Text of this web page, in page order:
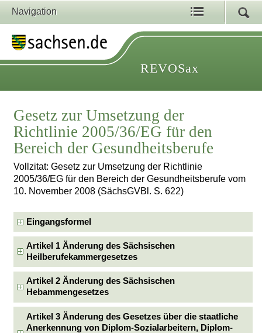
Navigation
REVOSax
Gesetz zur Umsetzung der
Richtlinie 2005/36/EG für den
Bereich der Gesundheitsberufe
Vollzitat: Gesetz zur Umsetzung der Richtlinie
2005/36/EG für den Bereich der Gesundheitsberufe vom
10. November 2008 (SächsGVBl. S. 622)
Eingangsformel
Artikel 1 Änderung des Sächsischen
Heilberufekammergesetzes
Artikel 2 Änderung des Sächsischen
Hebammengesetzes
Artikel 3 Änderung des Gesetzes über die staatliche
Anerkennung von Diplom-Sozialarbeitern, Diplom-